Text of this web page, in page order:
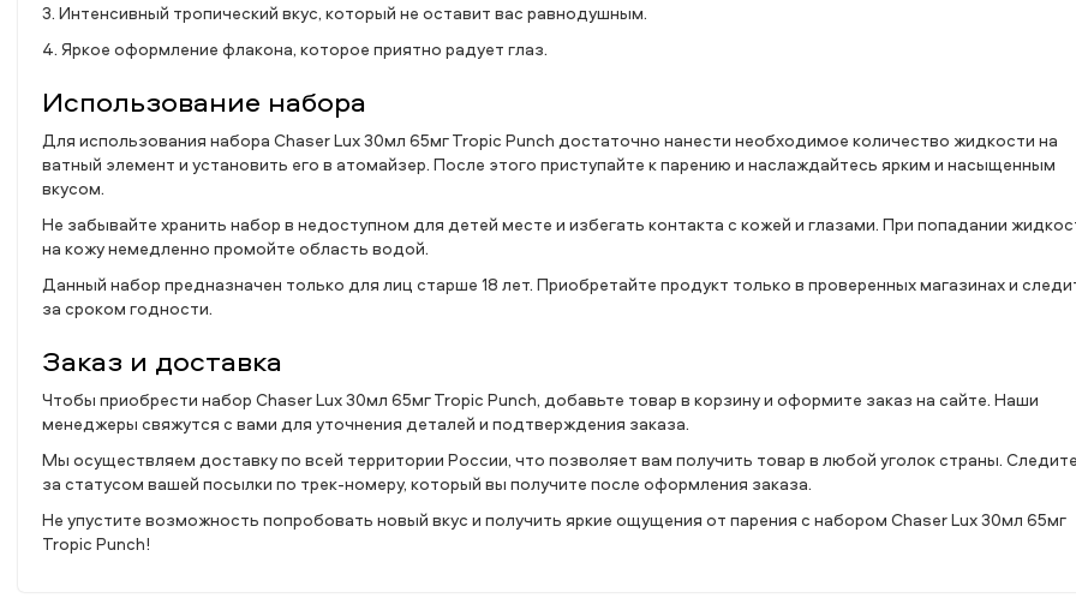
3. Интенсивный тропический вкус, который не оставит вас равнодушным.
4. Яркое оформление флакона, которое приятно радует глаз.
Использование набора
Для использования набора Chaser Lux 30мл 65мг Tropic Punch достаточно нанести необходимое количество жидкости на
ватный элемент и установить его в атомайзер. После этого приступайте к парению и наслаждайтесь ярким и насыщенным
вкусом.
Не забывайте хранить набор в недоступном для детей месте и избегать контакта с кожей и глазами. При попадании
на кожу немедленно промойте область водой.
Данный набор предназначен только для лиц старше 18 лет. Приобретайте продукт только в проверенных магазинах и
за сроком годности.
Заказ и доставка
Чтобы приобрести набор Chaser Lux 30мл 65мг Tropic Punch, добавьте товар в корзину и оформите заказ на сайте. Наши
менеджеры свяжутся с вами для уточнения деталей и подтверждения заказа.
Мы осуществляем доставку по всей территории России, что позволяет вам получить товар в любой уголок страны.
за статусом вашей посылки по трек-номеру, который вы получите после оформления заказа.
Не упустите возможность попробовать новый вкус и получить яркие ощущения от парения с набором Chaser Lux 30мл 65мг
Tropic Punch!